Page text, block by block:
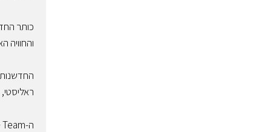
כותר
והחוויה
ראליסטי,
ה-